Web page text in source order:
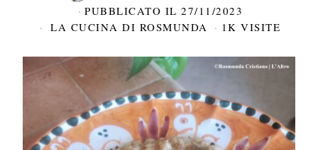
PUBBLICATO IL 27/11/2023
LA CUCINA DI ROSMUNDA
1K VISITE